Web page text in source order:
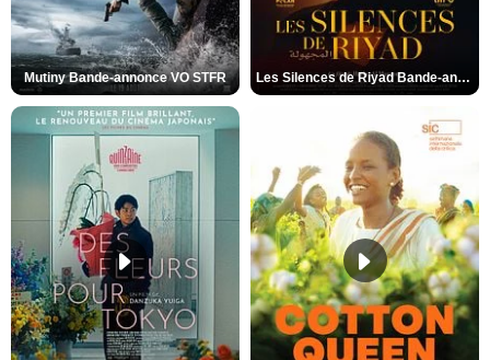
Mutiny Bande-annonce VO STFR Les Silences de Riyad Bande-annonce VO STFR